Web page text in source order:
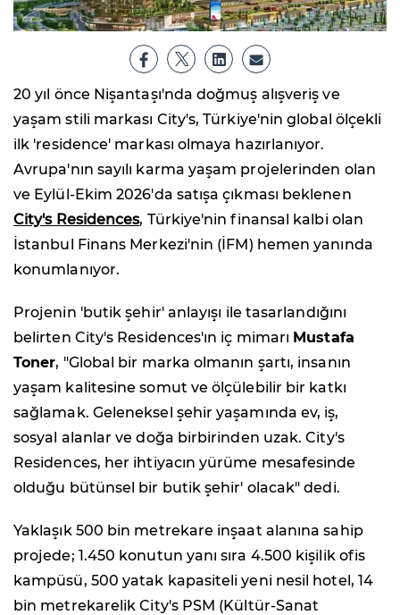
20 yıl önce Nişantaşı'nda doğmuş alışveriş ve
yaşam stili markası City's, Türkiye'nin global ölçekli
ilk 'residence' markası olmaya hazırlanıyor.
Avrupa'nın sayılı karma yaşam projelerinden olan
ve Eylül-Ekim 2026'da satışa çıkması beklenen
City's Residences, Türkiye'nin finansal kalbi olan
İstanbul Finans Merkezi'nin (İFM) hemen yanında
konumlanıyor.
Projenin 'butik şehir' anlayışı ile tasarlandığını
belirten City's Residences'ın iç mimarı Mustafa
Toner, "Global bir marka olmanın şartı, insanın
yaşam kalitesine somut ve ölçülebilir bir katkı
sağlamak. Geleneksel şehir yaşamında ev, iş,
sosyal alanlar ve doğa birbirinden uzak. City's
Residences, her ihtiyacın yürüme mesafesinde
olduğu bütünsel bir butik şehir' olacak" dedi.
Yaklaşık 500 bin metrekare inşaat alanına sahip
projede; 1.450 konutun yanı sıra 4.500 kişilik ofis
kampüsü, 500 yatak kapasiteli yeni nesil hotel, 14
bin metrekarelik City's PSM (Kültür-Sanat